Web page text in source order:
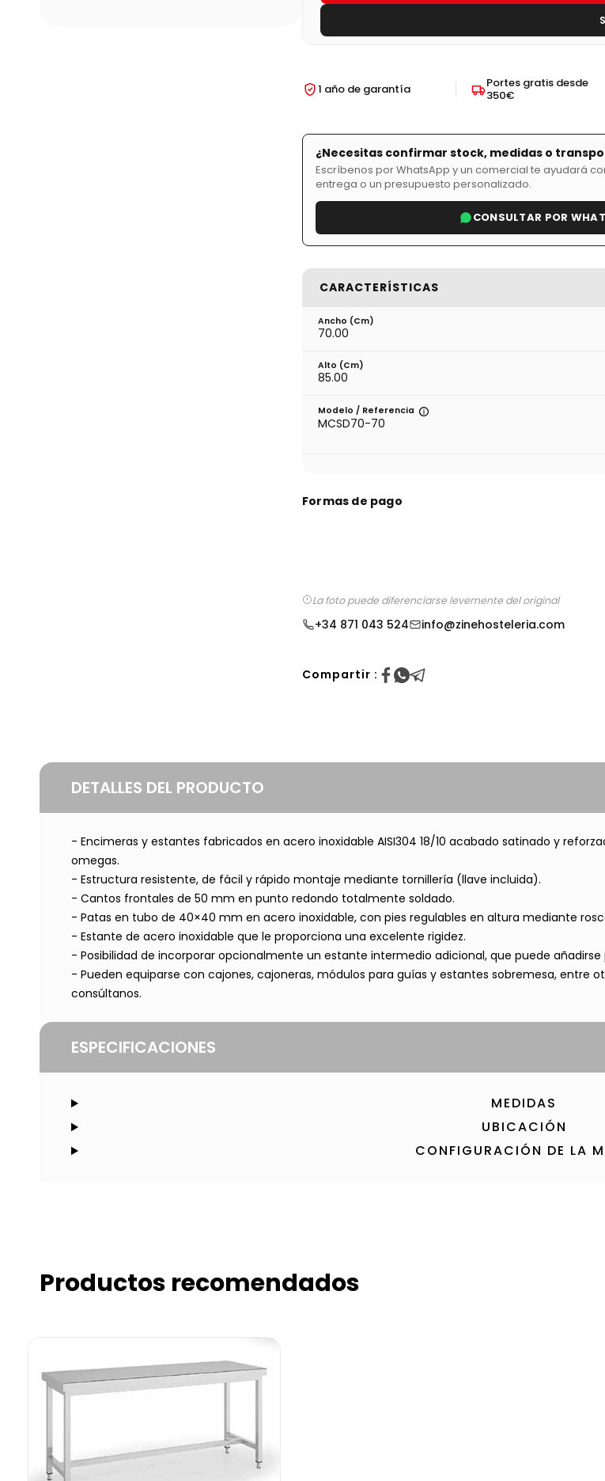
1 año de garantía
Portes gratis desde
350€
¿Necesitas confirmar stock, medidas o
Escríbenos por WhatsApp y un comercial te ayudará
entrega o un presupuesto personalizado.
CONSULTAR POR
CARACTERÍSTICAS
Ancho (cm)
70.00
Alto (cm)
85.00
Modelo / Referencia
MCSD70-70
Formas de pago
La foto puede diferenciarse levemente del original
+34 871 043 524 info@zinehosteleria.com
Compartir :
DETALLES DEL PRODUCTO
- Encimeras y estantes fabricados en acero inoxidable AISI304 18/10 acabado satinado y
omegas.
- Estructura resistente, de fácil y rápido montaje mediante tornillería (llave incluida).
- Cantos frontales de 50 mm en punto redondo totalmente soldado.
- Patas en tubo de 40×40 mm en acero inoxidable, con pies regulables en altura mediante
- Estante de acero inoxidable que le proporciona una excelente rigidez.
- Posibilidad de incorporar opcionalmente un estante intermedio adicional, que puede
- Pueden equiparse con cajones, cajoneras, módulos para guías y estantes sobremesa, entre
consúltanos.
ESPECIFICACIONES
MEDIDAS
UBICACIÓN
CONFIGURACIÓN DE LA
Productos recomendados